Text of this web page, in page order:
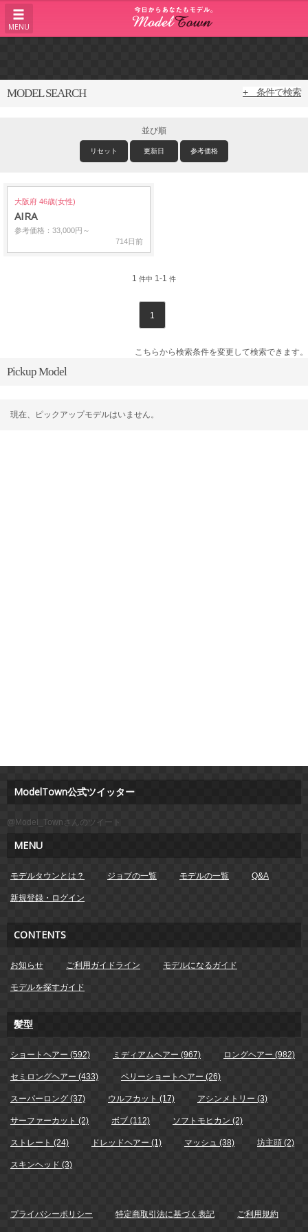
MENU
MODEL SEARCH + 条件で検索
並び順
リセット 更新日 参考価格
大阪府 46歳(女性)
AIRA
参考価格：33,000円～
714日前
1 件中 1-1 件
1
こちらから検索条件を変更して検索できます。
Pickup Model
現在、ピックアップモデルはいません。
ModelTown公式ツイッター
@Model_Townさんのツイート
MENU
モデルタウンとは？ ジョブの一覧 モデルの一覧 Q&A
新規登録・ログイン
CONTENTS
お知らせ ご利用ガイドライン モデルになるガイド
モデルを探すガイド
髪型
ショートヘアー (592) ミディアムヘアー (967) ロングヘアー (982)
セミロングヘアー (433) ベリーショートヘアー (26)
スーパーロング (37) ウルフカット (17) アシンメトリー (3)
サーファーカット (2) ボブ (112) ソフトモヒカン (2)
ストレート (24) ドレッドヘアー (1) マッシュ (38) 坊主頭 (2)
スキンヘッド (3)
プライバシーポリシー 特定商取引法に基づく表記 ご利用規約